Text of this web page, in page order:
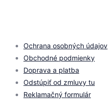
Ochrana osobných údajov
Obchodné podmienky
Doprava a platba
Odstúpiť od zmluvy tu
Reklamačný formulár